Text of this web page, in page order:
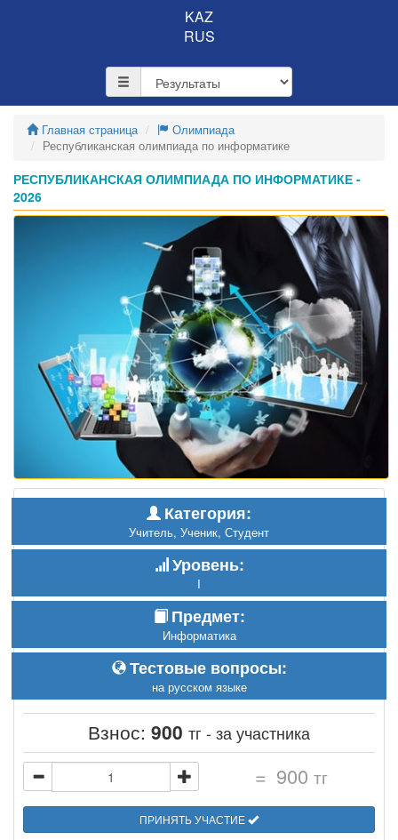
KAZ
RUS
Главная страница
Олимпиада
Республиканская олимпиада по информатике
РЕСПУБЛИКАНСКАЯ ОЛИМПИАДА ПО ИНФОРМАТИКЕ -
2026
Категория:
Учитель, Ученик, Студент
Уровень:
I
Предмет:
Информатика
Тестовые вопросы:
на русском языке
Взнос: 900 тг - за участника
= 900 тг
ПРИНЯТЬ УЧАСТИЕ